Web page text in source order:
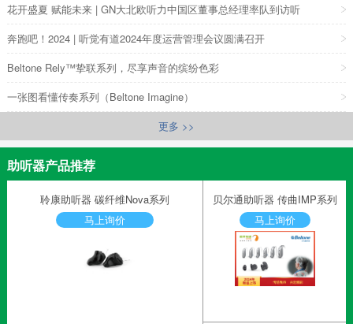
花开盛夏 赋能未来 | GN大北欧听力中国区董事总经理率队到访听
奔跑吧！2024 | 听觉有道2024年度运营管理会议圆满召开
Beltone Rely™挚联系列，尽享声音的缤纷色彩
一张图看懂传奏系列（Beltone Imagine）
更多 >>
助听器产品推荐
聆康助听器 碳纤维Nova系列
马上询价
贝尔通助听器 传曲IMP系列
马上询价